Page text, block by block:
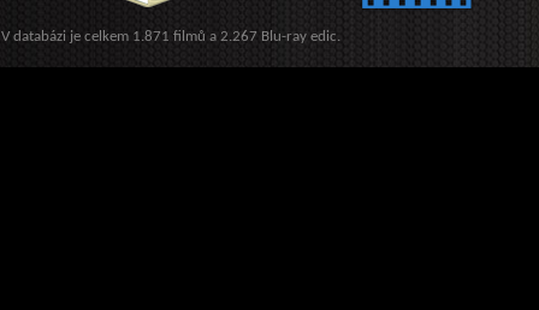
V databázi je celkem 1.871 filmů a 2.267 Blu-ray edic.